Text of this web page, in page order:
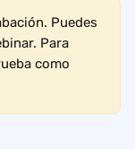
Puedes
Para
como